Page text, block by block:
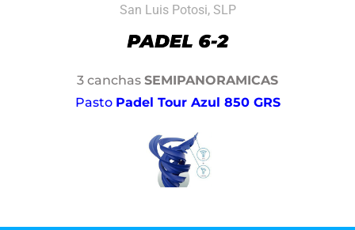
San Luis Potosi, SLP
3 canchas SEMIPANORAMICAS
Pasto Padel Tour Azul 850 GRS